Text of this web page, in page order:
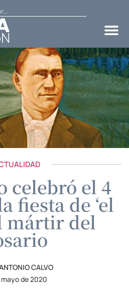
celebró el 4
fiesta de ‘el
mártir del
CALVO
de 2020